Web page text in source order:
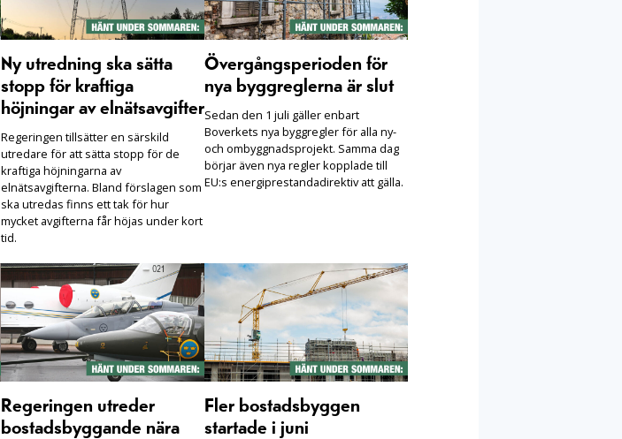
Ny utredning ska sätta
stopp för kraftiga
höjningar av elnätsavgifter
Regeringen tillsätter en särskild
utredare för att sätta stopp för de
kraftiga höjningarna av
elnätsavgifterna. Bland förslagen som
ska utredas finns ett tak för hur
mycket avgifterna får höjas under kort
tid.
Övergångsperioden för
nya byggreglerna är slut
Sedan den 1 juli gäller enbart
Boverkets nya byggregler för alla ny-
och ombyggnadsprojekt. Samma dag
börjar även nya regler kopplade till
EU:s energiprestandadirektiv att gälla.
Regeringen utreder
bostadsbyggande nära
Fler bostadsbyggen
startade i juni